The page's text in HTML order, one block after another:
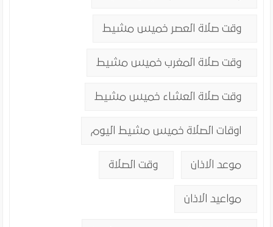
وقت صلاة العصر خميس مشيط
وقت صلاة المغرب خميس مشيط
وقت صلاة العشاء خميس مشيط
اوقات الصلاة خميس مشيط اليوم
موعد الاذان وقت الصلاة
مواعيد الاذان